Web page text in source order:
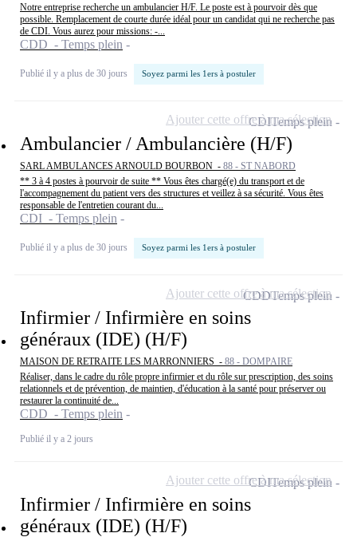
Notre entreprise recherche un ambulancier H/F. Le poste est à pourvoir dès que
possible. Remplacement de courte durée idéal pour un candidat qui ne recherche pas
de CDI. Vous aurez pour missions: -...
CDD - Temps plein
Publié il y a plus de 30 jours Soyez parmi les 1ers à postuler
Ambulancier / Ambulancière (H/F)
SARL AMBULANCES ARNOULD BOURBON - 88 - ST NABORD
** 3 à 4 postes à pourvoir de suite ** Vous êtes chargé(e) du transport et de
l'accompagnement du patient vers des structures et veillez à sa sécurité. Vous êtes
responsable de l'entretien courant du...
CDI - Temps plein
Publié il y a plus de 30 jours Soyez parmi les 1ers à postuler
CDITemps plein
Ajouter cette offre à ma sélection
Infirmier / Infirmière en soins
généraux (IDE) (H/F)
MAISON DE RETRAITE LES MARRONNIERS - 88 - DOMPAIRE
Réaliser, dans le cadre du rôle propre infirmier et du rôle sur prescription, des soins
relationnels et de prévention, de maintien, d'éducation à la santé pour préserver ou
restaurer la continuité de...
CDD - Temps plein
Publié il y a 2 jours
CDDTemps plein
Ajouter cette offre à ma sélection
Infirmier / Infirmière en soins
généraux (IDE) (H/F)
CDITemps plein
Ajouter cette offre à ma sélection